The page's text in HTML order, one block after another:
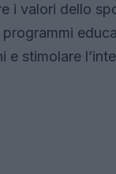
i valori dello
e stimolare